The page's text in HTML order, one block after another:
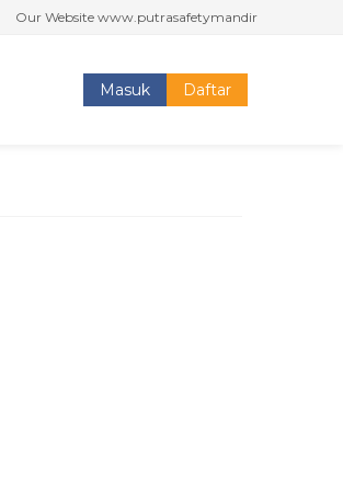
Our Website www.putrasafetymandiri.com
Masuk Daftar